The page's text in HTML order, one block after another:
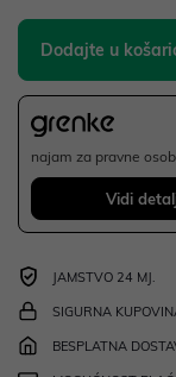
Dodajte u
najam za pravne
Vidi
JAMSTVO 24 MJ.
SIGURNA
BESPLATNA